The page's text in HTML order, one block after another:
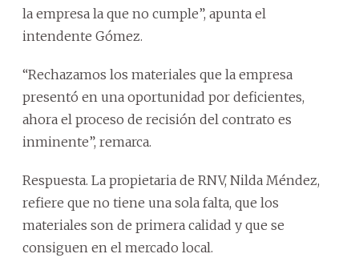
la empresa la que no cumple”, apunta el
intendente Gómez.
“Rechazamos los materiales que la empresa
presentó en una oportunidad por deficientes,
ahora el proceso de recisión del contrato es
inminente”, remarca.
Respuesta. La propietaria de RNV, Nilda Méndez,
refiere que no tiene una sola falta, que los
materiales son de primera calidad y que se
consiguen en el mercado local.